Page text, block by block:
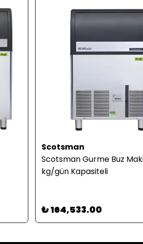
Scotsman
Scotsman Gurme Buz
kg/gün Kapasiteli
₺ 164,533.00